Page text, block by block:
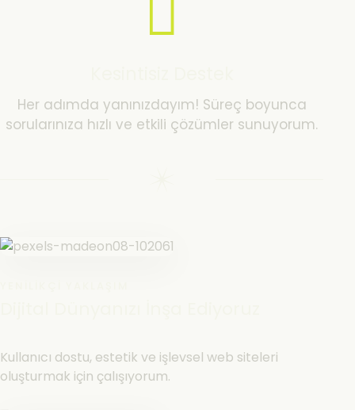
Her adımda yanınızdayım! Süreç boyunca
sorularınıza hızlı ve etkili çözümler sunuyorum.
Kullanıcı dostu, estetik ve işlevsel web siteleri
oluşturmak için çalışıyorum.